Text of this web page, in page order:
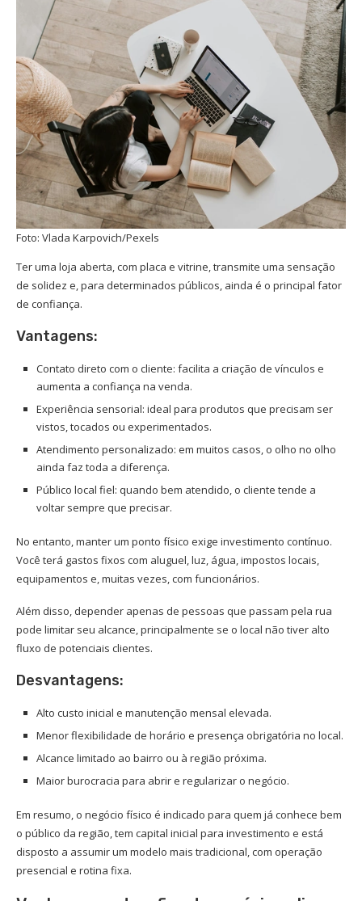
Foto: Vlada Karpovich/Pexels
Ter uma loja aberta, com placa e vitrine, transmite uma sensação
de solidez e, para determinados públicos, ainda é o principal fator
de confiança.
Vantagens:
Contato direto com o cliente: facilita a criação de vínculos e
aumenta a confiança na venda.
Experiência sensorial: ideal para produtos que precisam ser
vistos, tocados ou experimentados.
Atendimento personalizado: em muitos casos, o olho no olho
ainda faz toda a diferença.
Público local fiel: quando bem atendido, o cliente tende a
voltar sempre que precisar.
No entanto, manter um ponto físico exige investimento contínuo.
Você terá gastos fixos com aluguel, luz, água, impostos locais,
equipamentos e, muitas vezes, com funcionários.
Além disso, depender apenas de pessoas que passam pela rua
pode limitar seu alcance, principalmente se o local não tiver alto
fluxo de potenciais clientes.
Desvantagens:
Alto custo inicial e manutenção mensal elevada.
Menor flexibilidade de horário e presença obrigatória no local.
Alcance limitado ao bairro ou à região próxima.
Maior burocracia para abrir e regularizar o negócio.
Em resumo, o negócio físico é indicado para quem já conhece bem
o público da região, tem capital inicial para investimento e está
disposto a assumir um modelo mais tradicional, com operação
presencial e rotina fixa.